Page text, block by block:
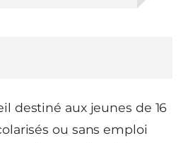
destiné aux jeunes de 16
ou sans emploi